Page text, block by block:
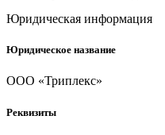
Юридическая информация
Юридическое название
ООО «Триплекс»
Реквизиты